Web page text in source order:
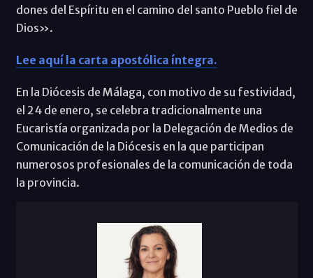
dones del Espíritu en el camino del santo Pueblo fiel de
Dios».
Lee aquí la carta apostólica íntegra.
En la Diócesis de Málaga, con motivo de su festividad,
el 24 de enero, se celebra tradicionalmente una
Eucaristía organizada por la Delegación de Medios de
Comunicación de la Diócesis en la que participan
numerosos profesionales de la comunicación de toda
la provincia.